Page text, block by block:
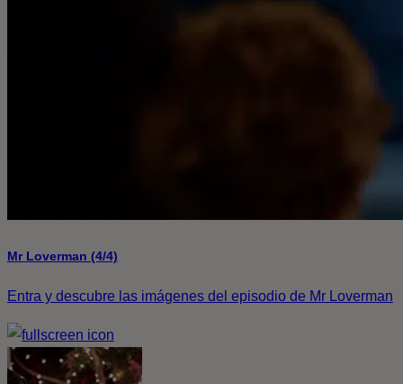
Mr Loverman (4/4)
Entra y descubre las imágenes del episodio de Mr Loverman